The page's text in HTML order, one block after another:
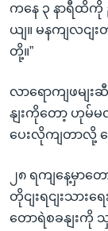
ကနေ ၃ နာရီထိကို
ယျ။ မနကျလငျ
တို့။”
လာရောကျဖမျး
နျးကိုတော့ ဟုမ်မလ
ပေးလိုကျတာလို့ ပွ
၂၈ ရကျနေ့မှာတ
တိုငျးရငျးသားရ
တောရဲစခနျးကို သှ